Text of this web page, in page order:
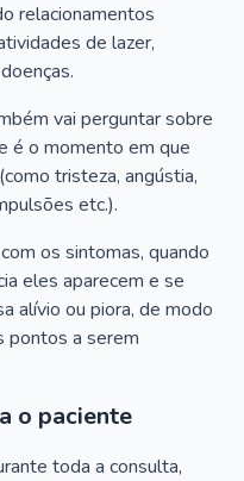
relacionamentos
de lazer,
vai perguntar sobre
é o momento em que
tristeza, angústia,
etc.).
os sintomas, quando
eles aparecem e se
alívio ou piora, de modo
pontos a serem
o paciente
toda a consulta,